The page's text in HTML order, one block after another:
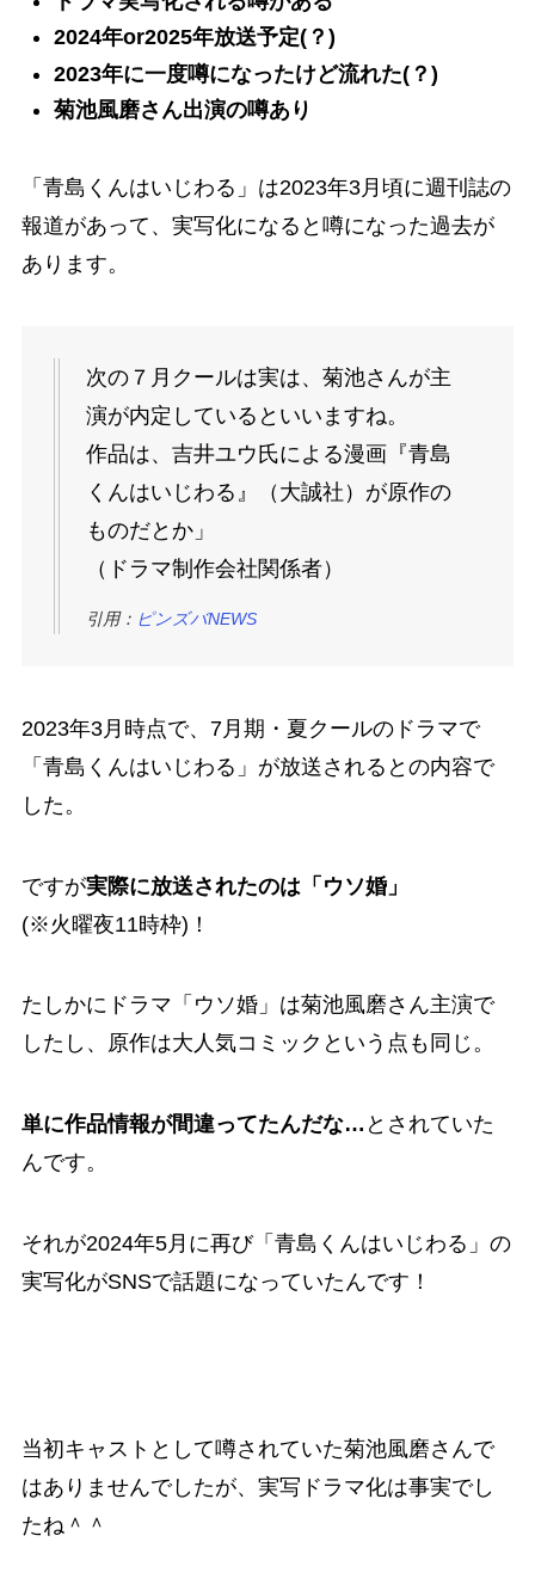
2024年or2025年放送予定(？)
2023年に一度噂になったけど流れた(？)
菊池風磨さん出演の噂あり
「青島くんはいじわる」は2023年3月頃に週刊誌の
報道があって、実写化になると噂になった過去が
あります。
次の７月クールは実は、菊池さんが主
演が内定しているといいますね。
作品は、吉井ユウ氏による漫画『青島
くんはいじわる』（大誠社）が原作の
ものだとか」
（ドラマ制作会社関係者）
引用： ピンズバNEWS
2023年3月時点で、7月期・夏クールのドラマで
「青島くんはいじわる」が放送されるとの内容で
した。
ですが実際に放送されたのは「ウソ婚」
(※火曜夜11時枠)！
たしかにドラマ「ウソ婚」は菊池風磨さん主演で
したし、原作は大人気コミックという点も同じ。
単に作品情報が間違ってたんだな… とされていた
んです。
それが2024年5月に再び「青島くんはいじわる」の
実写化がSNSで話題になっていた んです！
当初キャストとして噂されていた菊池風磨さんで
はありませんでしたが、実写ドラマ化は事実でし
たね＾＾